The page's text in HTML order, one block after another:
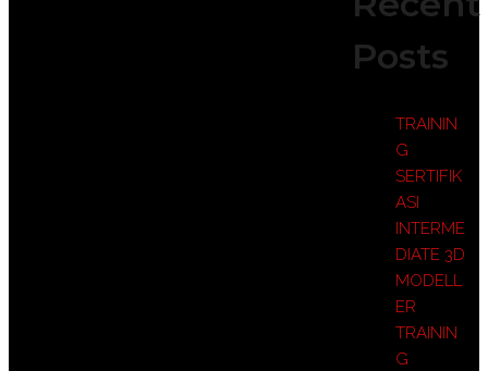
Posts
TRAININ
G
SERTIFIK
ASI
INTERME
DIATE 3D
MODELL
ER
TRAININ
G